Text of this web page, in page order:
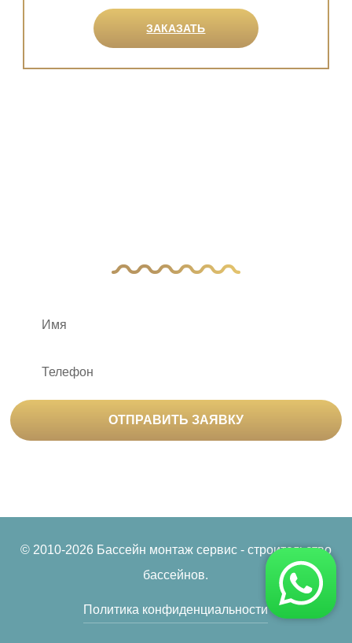
ЗАКАЗАТЬ
ОТПРАВИТЬ ЗАЯВКУ
© 2010-2026 Бассейн монтаж сервис - строительство
бассейнов.
Политика конфиденциальности